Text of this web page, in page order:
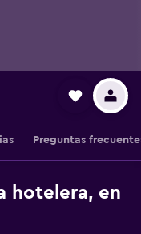
Preguntas
hotelera, en